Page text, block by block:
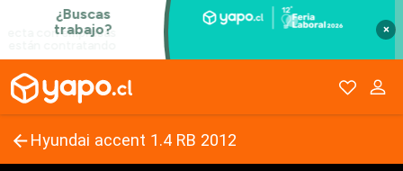
×
Hyundai accent 1.4 RB 2012